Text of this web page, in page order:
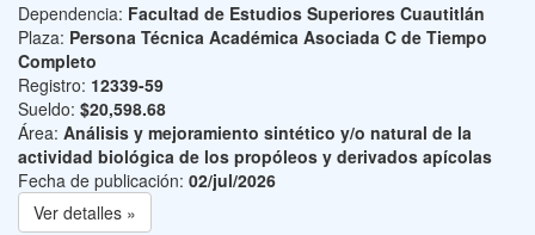
Dependencia: Facultad de Estudios Superiores Cuautitlán
Plaza: Persona Técnica Académica Asociada C de Tiempo
Completo
Registro: 12339-59
Sueldo: $20,598.68
Área: Análisis y mejoramiento sintético y/o natural de la
actividad biológica de los propóleos y derivados apícolas
Fecha de publicación: 02/jul/2026
Ver detalles »